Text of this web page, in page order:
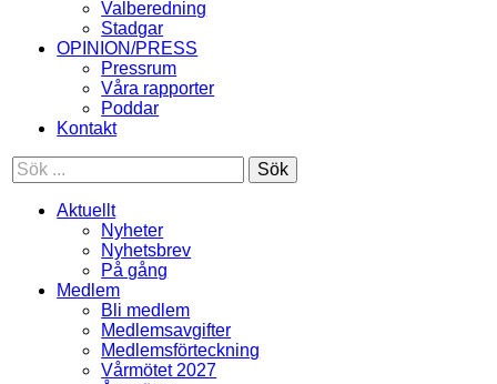
Valberedning
Stadgar
OPINION/PRESS
Pressrum
Våra rapporter
Poddar
Kontakt
Sök
Aktuellt
Nyheter
Nyhetsbrev
På gång
Medlem
Bli medlem
Medlemsavgifter
Medlemsförteckning
Vårmötet 2027